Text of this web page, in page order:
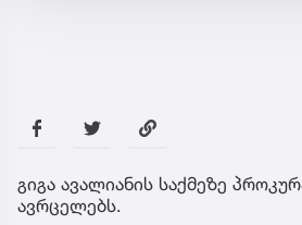
გიგა ავალიანის საქმეზე
ავრცელებს.